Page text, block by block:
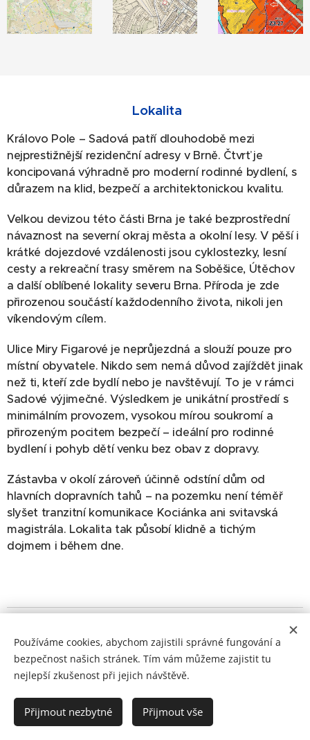
Lokalita
Královo Pole – Sadová patří dlouhodobě mezi
nejprestižnější rezidenční adresy v Brně. Čtvrť je
koncipovaná výhradně pro moderní rodinné bydlení, s
důrazem na klid, bezpečí a architektonickou kvalitu.
Velkou devizou této části Brna je také bezprostřední
návaznost na severní okraj města a okolní lesy. V pěší i
krátké dojezdové vzdálenosti jsou cyklostezky, lesní
cesty a rekreační trasy směrem na Soběšice, Útěchov
a další oblíbené lokality severu Brna. Příroda je zde
přirozenou součástí každodenního života, nikoli jen
víkendovým cílem.
Ulice Miry Figarové je neprůjezdná a slouží pouze pro
místní obyvatele. Nikdo sem nemá důvod zajíždět jinak
než ti, kteří zde bydlí nebo je navštěvují. To je v rámci
Sadové výjimečné. Výsledkem je unikátní prostředí s
minimálním provozem, vysokou mírou soukromí a
přirozeným pocitem bezpečí – ideální pro rodinné
bydlení i pohyb dětí venku bez obav z dopravy.
Zástavba v okolí zároveň účinně odstíní dům od
hlavních dopravních tahů – na pozemku není téměř
slyšet tranzitní komunikace Kociánka ani svitavská
magistrála. Lokalita tak působí klidně a tichým
dojmem i během dne.
Lokalita nabízí velmi dobrou dopravní dostupnost, a
to jak autem, tak městskou hromadnou dopravou.
praktické spojení s centrem Brna i hlavními
výjezdovými směry z města.
Používáme cookies, abychom zajistili správné fungování a
bezpečnost našich stránek. Tím vám můžeme zajistit tu
nejlepší zkušenost při jejich návštěvě.
Přijmout nezbytné Přijmout vše